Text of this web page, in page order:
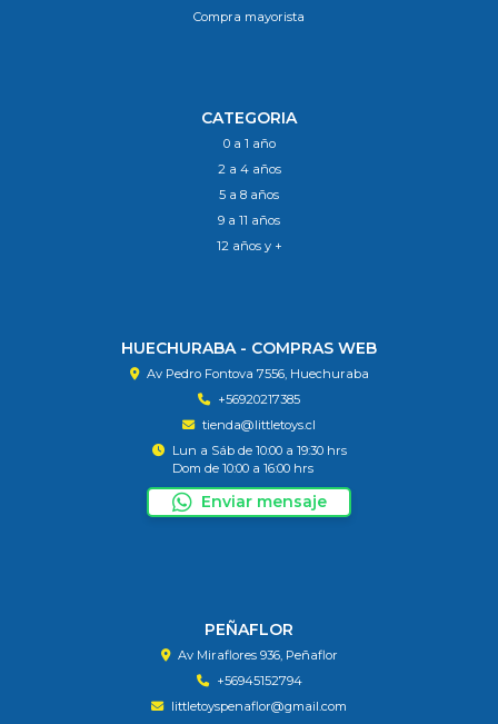
Compra mayorista
CATEGORIA
0 a 1 año
2 a 4 años
5 a 8 años
9 a 11 años
12 años y +
HUECHURABA - COMPRAS WEB
Av Pedro Fontova 7556, Huechuraba
+56920217385
tienda@littletoys.cl
Lun a Sáb de 10:00 a 19:30 hrs
Dom de 10:00 a 16:00 hrs
Enviar mensaje
PEÑAFLOR
Av Miraflores 936, Peñaflor
+56945152794
littletoyspenaflor@gmail.com